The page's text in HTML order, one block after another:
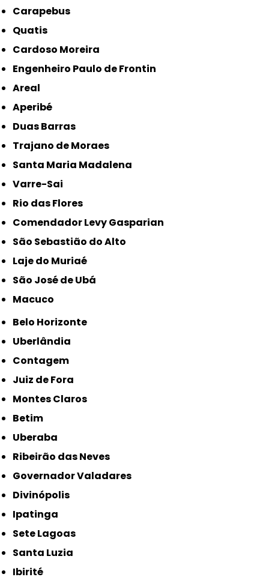
Carapebus
Quatis
Cardoso Moreira
Engenheiro Paulo de Frontin
Areal
Aperibé
Duas Barras
Trajano de Moraes
Santa Maria Madalena
Varre-Sai
Rio das Flores
Comendador Levy Gasparian
São Sebastião do Alto
Laje do Muriaé
São José de Ubá
Macuco
Belo Horizonte
Uberlândia
Contagem
Juiz de Fora
Montes Claros
Betim
Uberaba
Ribeirão das Neves
Governador Valadares
Divinópolis
Ipatinga
Sete Lagoas
Santa Luzia
Ibirité